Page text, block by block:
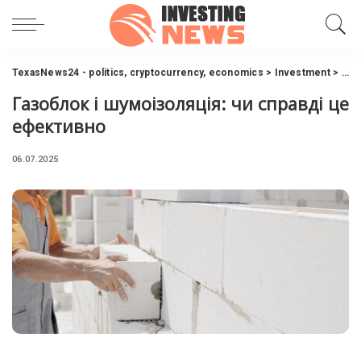
TexasNews24 - politics, cryptocurrency, economics > Investment>
Газоблок і шумоізоляція: чи справді це
ефективно
06.07.2025